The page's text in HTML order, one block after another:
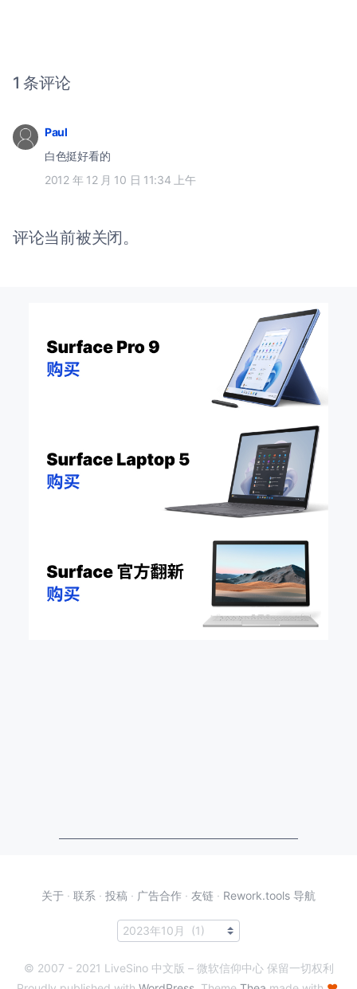
1 条评论
Paul
白色挺好看的
2012 年 12 月 10 日 11:34 上午
评论当前被关闭。
关于 · 联系 · 投稿 · 广告合作 · 友链 · Rework.tools 导航
© 2007 - 2021 LiveSino 中文版 – 微软信仰中心 保留一切权利